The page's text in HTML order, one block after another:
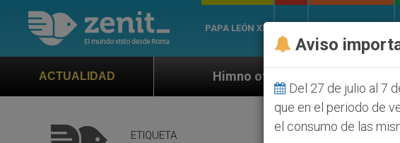
PAPA LEÓN XIV
ACTUALIDADHimno oficial de la Jornada Mundial de la Juventud
ETIQUETA
Aviso
Del 27 de julio al 7
que en el periodo de
el consumo de las